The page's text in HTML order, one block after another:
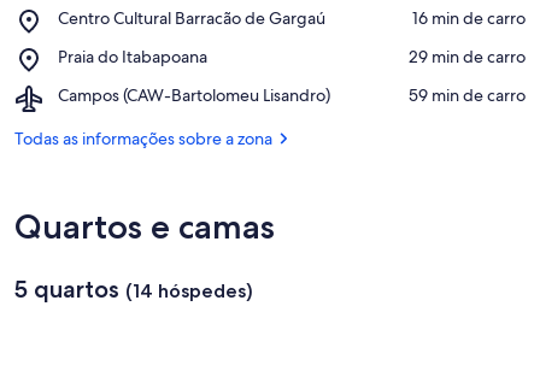
de
Centro Cultural Barracão de Gargaú
Place,
Cultural
de
‪16 min de carro‬
Praia do Itabapoana
Place,
do
‪29 min de carro‬
Campos (CAW-Bartolomeu Lisandro)
Airport,
(CAW-
‪59 min de carro‬
Todas as informações sobre a zona
Quartos e camas
5 quartos (14 hóspedes)